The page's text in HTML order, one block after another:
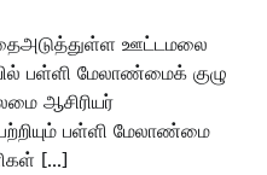
ஊட்டமலை
பள்ளி மேலாண்மைக் குழு
ஆசிரியர்
பள்ளி மேலாண்மை
[…]